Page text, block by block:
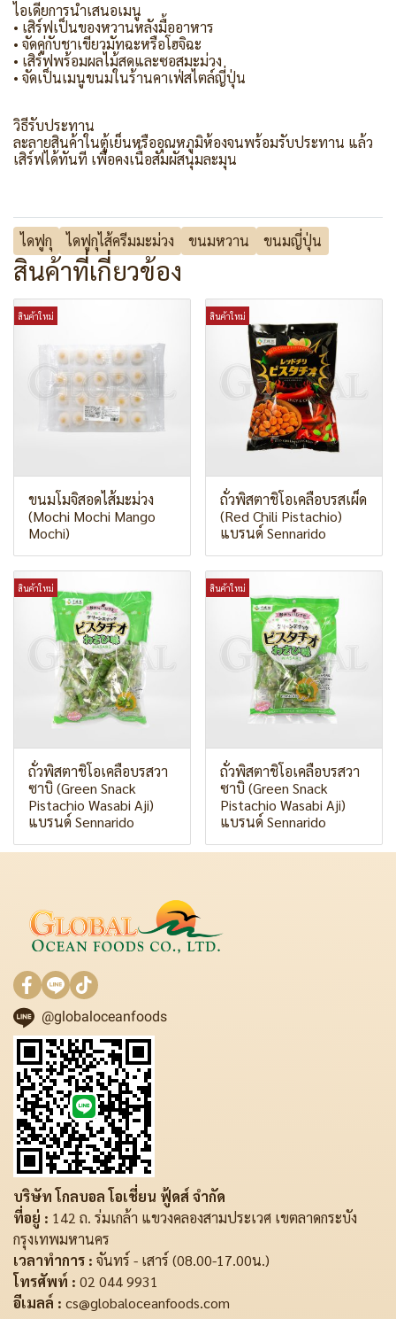
ไอเดียการนำเสนอเมนู
• เสิร์ฟเป็นของหวานหลังมื้ออาหาร
• จัดคู่กับชาเขียวมัทฉะหรือโฮจิฉะ
• เสิร์ฟพร้อมผลไม้สดและซอสมะม่วง
• จัดเป็นเมนูขนมในร้านคาเฟ่สไตล์ญี่ปุ่น
วิธีรับประทาน
ละลายสินค้าในตู้เย็นหรืออุณหภูมิห้องจนพร้อมรับประทาน แล้ว
เสิร์ฟได้ทันที เพื่อคงเนื้อสัมผัสนุ่มละมุน
ไดฟูกุ ไดฟูกุไส้ครีมมะม่วง ขนมหวาน ขนมญี่ปุ่น
สินค้าที่เกี่ยวข้อง
สินค้าใหม่
ขนมโมจิสอดไส้มะม่วง
(Mochi Mochi Mango
Mochi)
สินค้าใหม่
ถั่วพิสตาชิโอเคลือบรสเผ็ด
(Red Chili Pistachio)
แบรนด์ Sennarido
สินค้าใหม่
ถั่วพิสตาชิโอเคลือบรสวา
ซาบิ (Green Snack
Pistachio Wasabi Aji)
แบรนด์ Sennarido
สินค้าใหม่
ถั่วพิสตาชิโอเคลือบรสวา
ซาบิ (Green Snack
Pistachio Wasabi Aji)
แบรนด์ Sennarido
@globaloceanfoods
บริษัท โกลบอล โอเชี่ยน ฟู้ดส์ จำกัด
ที่อยู่ : 142 ถ. ร่มเกล้า แขวงคลองสามประเวศ เขตลาดกระบัง
กรุงเทพมหานคร
เวลาทำการ : จันทร์ - เสาร์ (08.00-17.00น.)
โทรศัพท์ : 02 044 9931
อีเมลล์ : cs@globaloceanfoods.com